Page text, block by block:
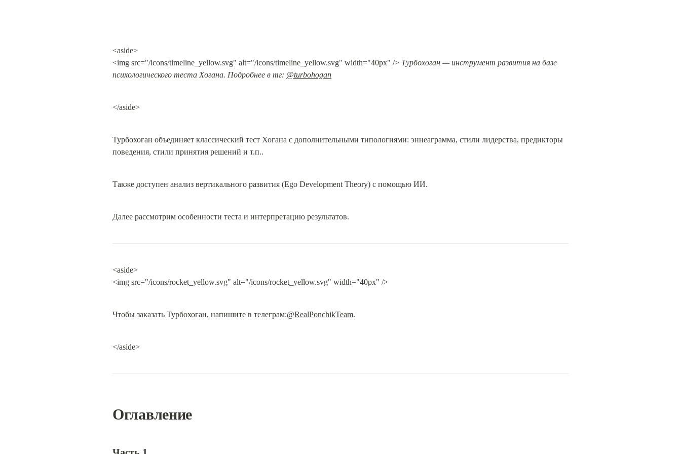
<aside>
<img src="/icons/timeline_yellow.svg" alt="/icons/timeline_yellow.svg" width="40px" /> Турбохоган — инструмент развития на базе
психологического теста Хогана. Подробнее в тг: @turbohogan
</aside>
Турбохоган объединяет классический тест Хогана с дополнительными типологиями: эннеаграмма, стили лидерства, предикторы
поведения, стили принятия решений и т.п..
Также доступен анализ вертикального развития (Ego Development Theory) с помощью ИИ.
Далее рассмотрим особенности теста и интерпретацию результатов.
<aside>
<img src="/icons/rocket_yellow.svg" alt="/icons/rocket_yellow.svg" width="40px" />
Чтобы заказать Турбохоган, напишите в телеграм:@RealPonchikTeam.
</aside>
Оглавление